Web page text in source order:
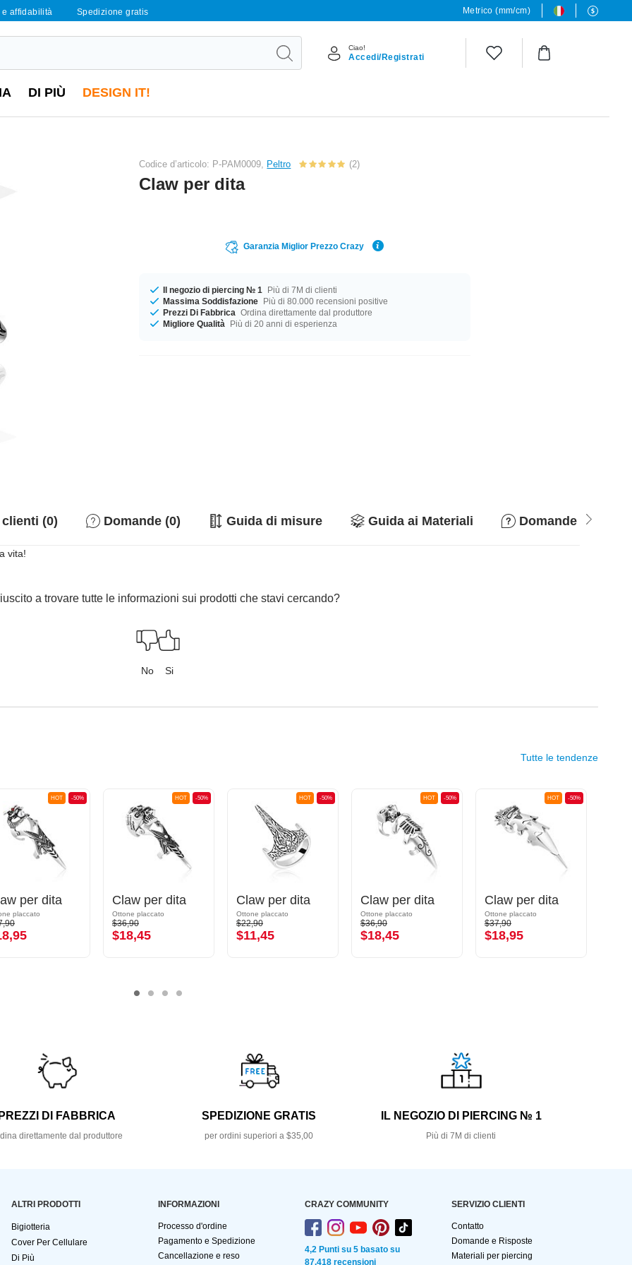
e affidabilità Spedizione gratis Metrico (mm/cm)
Ciao!
Accedi/Registrati
DI PIÙ DESIGN IT!
Codice d’articolo: P-PAM0009, Peltro (2)
Claw per dita
Garanzia Miglior Prezzo Crazy
Il negozio di piercing № 1
Più di 7M di clienti
Massima Soddisfazione Più di 80.000 recensioni positive
Prezzi Di Fabbrica Ordina direttamente dal produttore
Migliore Qualità
Più di 20 anni di esperienza
(0) Domande (0) Guida di misure Guida ai Materiali Domande &
vita!
a trovare tutte le informazioni sui prodotti che stavi cercando?
No Si
Tutte le tendenze
-50%
HOT
per dita
placcato
-50%
HOT
Claw per dita
Ottone placcato
$36,90
$18,45
-50%
HOT
Claw per dita
Ottone placcato
$22,90
$11,45
-50%
HOT
Claw per dita
Ottone placcato
$36,90
$18,45
-50%
HOT
Claw per dita
Ottone placcato
$37,90
$18,95
PREZZI DI FABBRICA
direttamente dal produttore
SPEDIZIONE GRATIS
per ordini superiori a $35,00
IL NEGOZIO DI PIERCING № 1
Più di 7M di clienti
ALTRI PRODOTTI
Bigiotteria
Cover Per Cellulare
Di Più
INFORMAZIONI
Processo d'ordine
Pagamento e Spedizione
Cancellazione e reso
CRAZY COMMUNITY
4,2 Punti su 5 basato su
87.418 recensioni
SERVIZIO CLIENTI
Contatto
Domande e Risposte
Materiali per piercing